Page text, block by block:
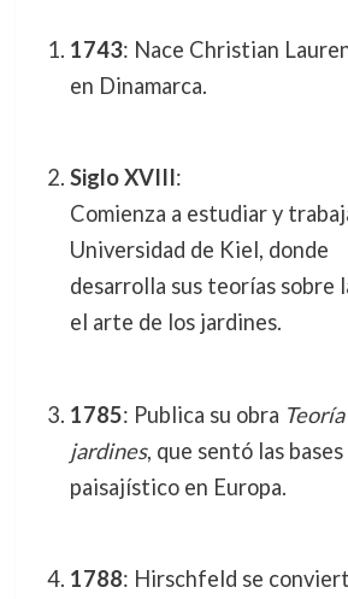
1743: Nace Christian
en Dinamarca.
Siglo XVIII:
Comienza a estudiar y
Universidad de Kiel, donde
desarrolla sus teorías sobre
el arte de los jardines.
1785: Publica su obra
jardines, que sentó las
paisajístico en Europa.
1788: Hirschfeld se